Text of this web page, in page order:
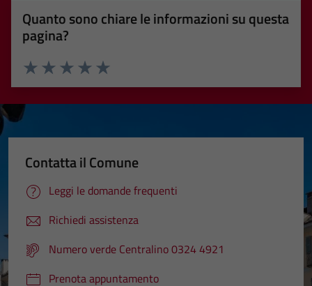
Quanto sono chiare le informazioni su questa
pagina?
Valuta 5 stelle su 5
Valuta 4 stelle su 5
Valuta 3 stelle su 5
Valuta 2 stelle su 5
Valuta 1 stelle su 5
Contatta il Comune
Leggi le domande frequenti
Richiedi assistenza
Numero verde Centralino 0324 4921
Prenota appuntamento